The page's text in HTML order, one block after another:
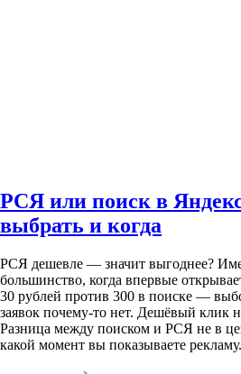
РСЯ или поиск в
выбрать и когда
РСЯ дешевле — значит выгоднее?
большинство, когда впервые
30 рублей против 300 в поиске —
заявок почему-то нет. Дешёвый клик
Разница между поиском и РСЯ не в
какой момент вы показываете